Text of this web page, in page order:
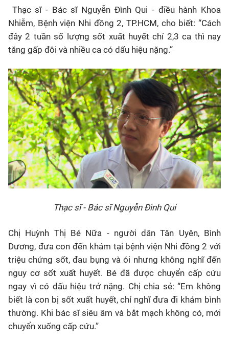
Thạc sĩ - Bác sĩ Nguyễn Đình Qui - điều hành Khoa
Nhiễm, Bệnh viện Nhi đồng 2, TP.HCM, cho biết: “Cách
đây 2 tuần số lượng sốt xuất huyết chỉ 2,3 ca thì nay
tăng gấp đôi và nhiều ca có dấu hiệu nặng.”
Thạc sĩ - Bác sĩ Nguyễn Đình Qui
Chị Huỳnh Thị Bé Nữa - người dân Tân Uyên, Bình
Dương, đưa con đến khám tại bệnh viện Nhi đồng 2 với
triệu chứng sốt, đau bụng và ói nhưng không nghĩ đến
nguy cơ sốt xuất huyết. Bé đã được chuyển cấp cứu
ngay vì có dấu hiệu trở nặng. Chị chia sẻ: “Em không
biết là con bị sốt xuất huyết, chỉ nghĩ đưa đi khám bình
thường. Khi bác sĩ siêu âm và bắt mạch không có, mới
chuyển xuống cấp cứu.”